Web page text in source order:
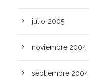
julio 2005
noviembre 2004
septiembre 2004